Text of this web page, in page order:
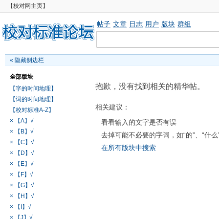
【校对网主页】
帖子 文章 日志 用户 版块 群组
« 隐藏侧边栏
全部版块
【字的时间地理】
【词的时间地理】
【校对标准A-Z】
× 【A】√
× 【B】√
× 【C】√
× 【D】√
× 【E】√
× 【F】√
× 【G】√
× 【H】√
× 【I】√
× 【J】√
抱歉，没有找到相关的精华帖。
相关建议：
看看输入的文字是否有误
去掉可能不必要的字词，如“的”、“什么
在所有版块中搜索